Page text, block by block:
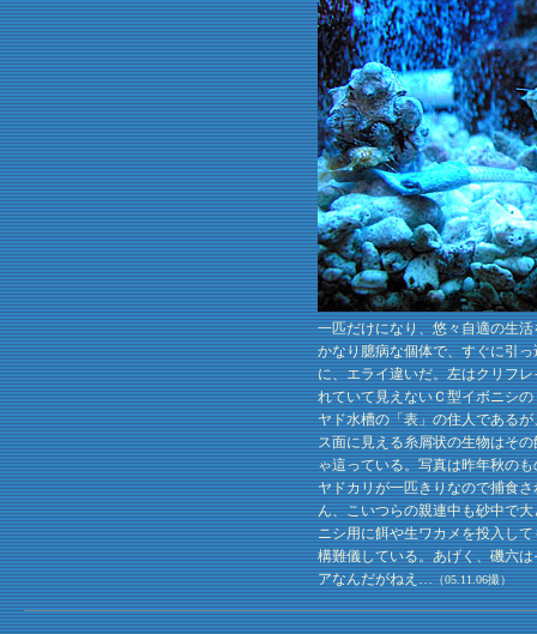
一匹だけになり、悠々自適の生
かなり臆病な個体で、すぐに引
に、エライ違いだ。左はクリフ
れていて見えないＣ型イボニシ
ヤド水槽の「表」の住人である
ス面に見える糸屑状の生物はそ
ゃ這っている。写真は昨年秋の
ヤドカリが一匹きりなので捕食
ん、こいつらの親連中も砂中で
ニシ用に餌や生ワカメを投入し
構難儀している。あげく、磯六
アなんだがねえ…（05.11.06撮）